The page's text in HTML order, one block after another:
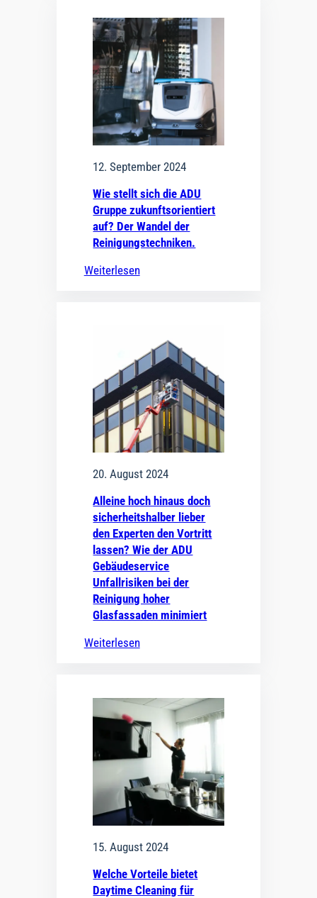
12. September 2024
Wie stellt sich die ADU
Gruppe zukunftsorientiert
auf? Der Wandel der
Reinigungstechniken.
Weiterlesen
20. August 2024
Alleine hoch hinaus doch
sicherheitshalber lieber
den Experten den Vortritt
lassen? Wie der ADU
Gebäudeservice
Unfallrisiken bei der
Reinigung hoher
Glasfassaden minimiert
Weiterlesen
15. August 2024
Welche Vorteile bietet
Daytime Cleaning für